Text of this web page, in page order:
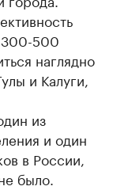
300-500
наглядно
и Калуги,
из
и один
в России,
было.